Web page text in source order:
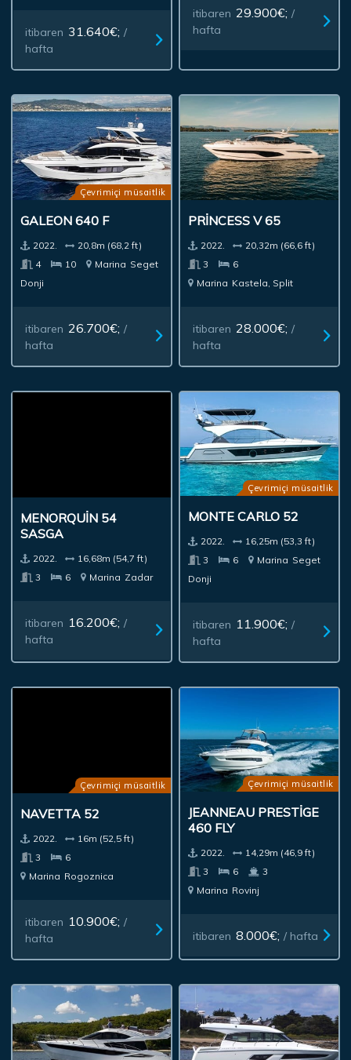
itibaren 31.640€; /
hafta
itibaren 29.900€; /
hafta
Çevrimiçi müsaitlik
GALEON 640 F
2022.
20,8m (68,2 ft)
4
10 Marina Seget
Donji
itibaren 26.700€; /
hafta
PRINCESS V 65
2022.
20,32m (66,6 ft)
3
6
Marina Kastela, Split
itibaren 28.000€; /
hafta
MENORQUIN 54
SASGA
2022.
16,68m (54,7 ft)
3
6 Marina Zadar
itibaren 16.200€; /
hafta
Çevrimiçi müsaitlik
MONTE CARLO 52
2022.
16,25m (53,3 ft)
3
6 Marina Seget
Donji
itibaren 11.900€; /
hafta
Çevrimiçi müsaitlik
NAVETTA 52
2022.
16m (52,5 ft)
3
6
Marina Rogoznica
itibaren 10.900€; /
hafta
Çevrimiçi müsaitlik
JEANNEAU PRESTIGE
460 FLY
2022.
14,29m (46,9 ft)
3
6
3
Marina Rovinj
itibaren 8.000€; / hafta